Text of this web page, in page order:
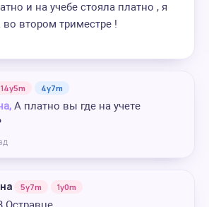
и на учебе стояла платно , я
во втором триместре !
14y5m 4y7m
А платно вы где на учете
5y7m 1y0m